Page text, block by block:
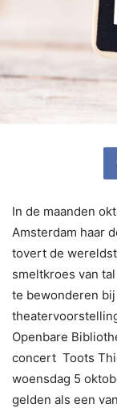
In de maanden
Amsterdam haar
tovert de
smeltkroes van
te bewonderen
Openbare
concert Toots
woensdag 5
gelden als een